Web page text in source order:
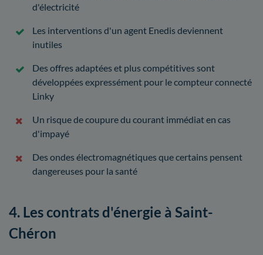
d'électricité
Les interventions d'un agent Enedis deviennent
inutiles
Des offres adaptées et plus compétitives sont
développées expressément pour le compteur connecté
Linky
Un risque de coupure du courant immédiat en cas
d'impayé
Des ondes électromagnétiques que certains pensent
dangereuses pour la santé
4. Les contrats d'énergie à Saint-
Chéron